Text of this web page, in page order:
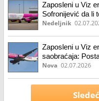
Zaposleni u Viz
Sofronijević da li
Nedeljnik
Zaposleni u Viz
saobraćaja:
odgovor
Nova 02.07.2026